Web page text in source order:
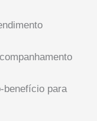
benefício para